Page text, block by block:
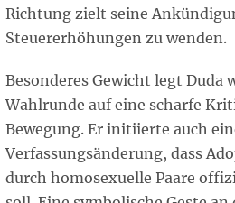
Richtung zielt seine
Steuererhöhungen zu wenden.
Besonderes Gewicht legt Duda
Wahlrunde auf eine scharfe
Bewegung. Er initiierte auch
Verfassungsänderung, dass
durch homosexuelle Paare